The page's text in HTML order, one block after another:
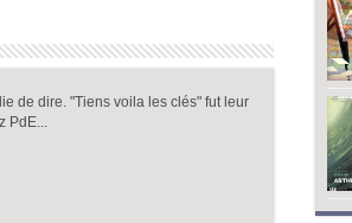
de dire. "Tiens voila les clés" fut leur
PdE...